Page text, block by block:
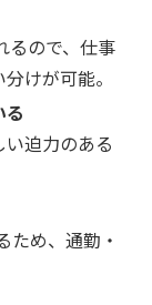
るので、仕事
けが可能。
迫力のある
め、通勤・